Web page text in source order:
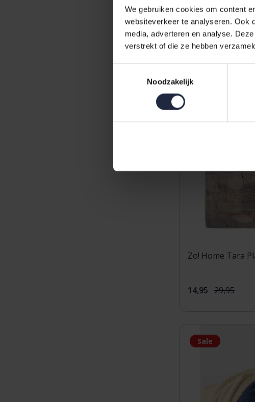
We gebruiken cookies om content
websiteverkeer te analyseren. Ook
media, adverteren en analyse.
verstrekt of die ze hebben
Noodzakelijk
Unique Living
150x200cm
29,95 39,95
14,95 29,95
Sale